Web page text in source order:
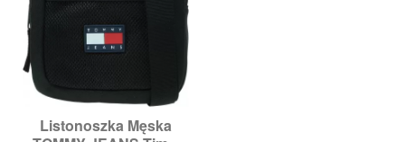
Listonoszka Męska